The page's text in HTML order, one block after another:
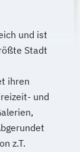
und ist
Stadt
ihren
und
z.T.